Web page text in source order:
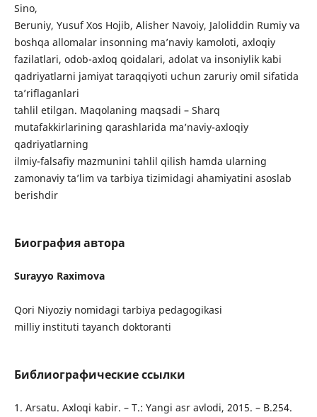
Sino,
Beruniy, Yusuf Xos Hojib, Alisher Navoiy, Jaloliddin Rumiy va
boshqa allomalar insonning ma’naviy kamoloti, axloqiy
fazilatlari, odob-axloq qoidalari, adolat va insoniylik kabi
qadriyatlarni jamiyat taraqqiyoti uchun zaruriy omil sifatida
ta’riflaganlari
tahlil etilgan. Maqolaning maqsadi – Sharq
mutafakkirlarining qarashlarida ma’naviy-axloqiy
qadriyatlarning
ilmiy-falsafiy mazmunini tahlil qilish hamda ularning
zamonaviy ta’lim va tarbiya tizimidagi ahamiyatini asoslab
berishdir
Биография автора
Surayyo Raximova
Qori Niyoziy nomidagi tarbiya pedagogikasi
milliy instituti tayanch doktoranti
Библиографические ссылки
1. Arsatu. Axloqi kabir. – T.: Yangi asr avlodi, 2015. – B.254.